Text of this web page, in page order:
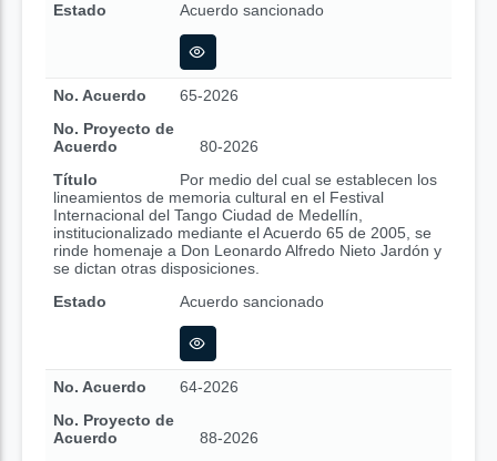
Estado
Acuerdo sancionado
No. Acuerdo
65-2026
No. Proyecto de
Acuerdo
80-2026
Título
Por medio del cual se establecen los
lineamientos de memoria cultural en el Festival
Internacional del Tango Ciudad de Medellín,
institucionalizado mediante el Acuerdo 65 de 2005, se
rinde homenaje a Don Leonardo Alfredo Nieto Jardón y
se dictan otras disposiciones.
Estado
Acuerdo sancionado
No. Acuerdo
64-2026
No. Proyecto de
Acuerdo
88-2026